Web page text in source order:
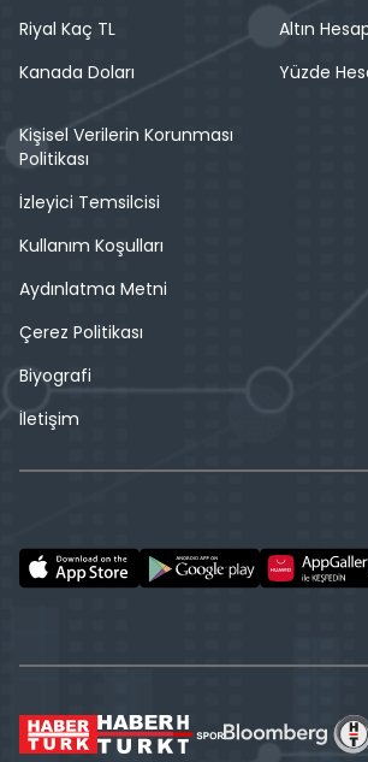
Riyal Kaç TL
Kanada Doları
Altın
Yüzde
Kişisel Verilerin Korunması
Politikası
İzleyici Temsilcisi
Kullanım Koşulları
Aydınlatma Metni
Çerez Politikası
Biyografi
İletişim